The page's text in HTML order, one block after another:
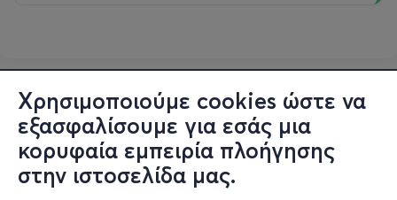
Χρησιμοποιούμε cookies ώστε να
εξασφαλίσουμε για εσάς μια
κορυφαία εμπειρία πλοήγησης
στην ιστοσελίδα μας.